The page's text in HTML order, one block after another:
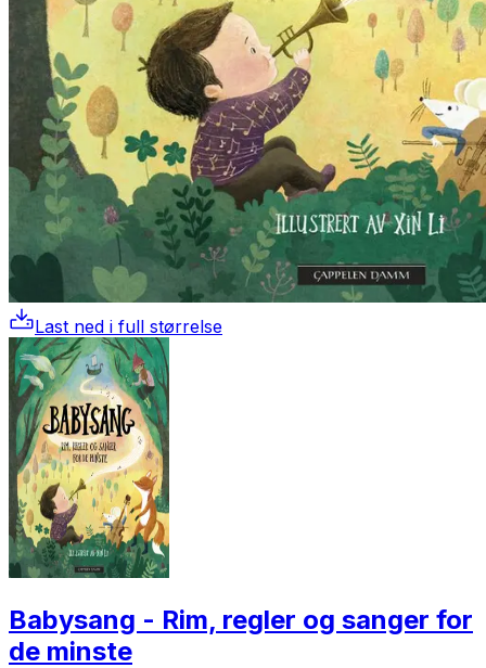
Last ned i full størrelse
Babysang - Rim, regler og sanger for
de minste